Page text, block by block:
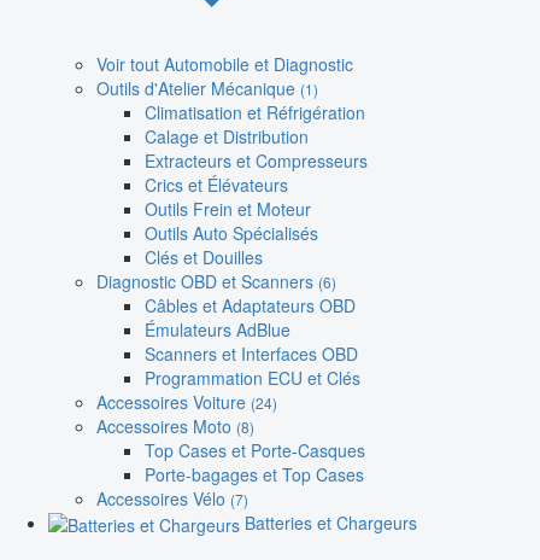
Voir tout Automobile et Diagnostic
Outils d'Atelier Mécanique (1)
Climatisation et Réfrigération
Calage et Distribution
Extracteurs et Compresseurs
Crics et Élévateurs
Outils Frein et Moteur
Outils Auto Spécialisés
Clés et Douilles
Diagnostic OBD et Scanners (6)
Câbles et Adaptateurs OBD
Émulateurs AdBlue
Scanners et Interfaces OBD
Programmation ECU et Clés
Accessoires Voiture (24)
Accessoires Moto (8)
Top Cases et Porte-Casques
Porte-bagages et Top Cases
Accessoires Vélo (7)
Batteries et Chargeurs